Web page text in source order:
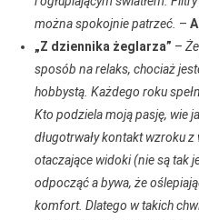
można spokojnie patrzeć. –
„Z dziennika żeglarza” –
sposób na relaks, chociaż
hobbystą. Każdego roku
Kto podziela moją pasję, wie
długotrwały kontakt wzroku
otaczające widoki (nie są tak
odpocząć a bywa, że
komfort. Dlatego w takich